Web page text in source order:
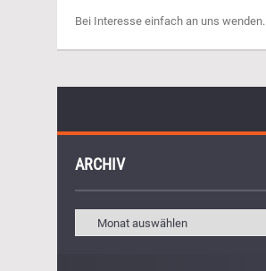
Bei Interesse einfach an uns wenden.
ARCHIV